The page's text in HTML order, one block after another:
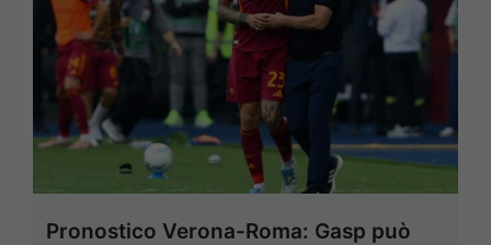
Pronostico Verona-Roma: Gasp può